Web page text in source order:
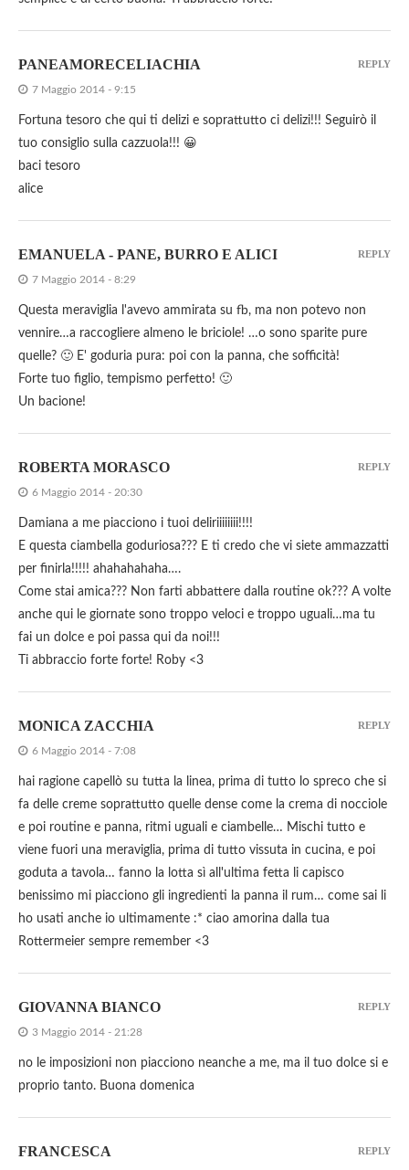
PANEAMORECELIACHIA
7 Maggio 2014 - 9:15
Fortuna tesoro che qui ti delizi e soprattutto ci delizi!!! Seguirò il
tuo consiglio sulla cazzuola!!! 😀
baci tesoro
alice
REPLY
EMANUELA - PANE, BURRO E ALICI
7 Maggio 2014 - 8:29
Questa meraviglia l'avevo ammirata su fb, ma non potevo non
vennire…a raccogliere almeno le briciole! …o sono sparite pure
quelle? 🙂 E' goduria pura: poi con la panna, che sofficità!
Forte tuo figlio, tempismo perfetto! 🙂
Un bacione!
REPLY
ROBERTA MORASCO
6 Maggio 2014 - 20:30
Damiana a me piacciono i tuoi deliriiiiiiii!!!!
E questa ciambella goduriosa??? E ti credo che vi siete ammazzatti
per finirla!!!!! ahahahahaha….
Come stai amica??? Non farti abbattere dalla routine ok??? A volte
anche qui le giornate sono troppo veloci e troppo uguali…ma tu
fai un dolce e poi passa qui da noi!!!
Ti abbraccio forte forte! Roby <3
REPLY
MONICA ZACCHIA
6 Maggio 2014 - 7:08
hai ragione capellò su tutta la linea, prima di tutto lo spreco che si
fa delle creme soprattutto quelle dense come la crema di nocciole
e poi routine e panna, ritmi uguali e ciambelle… Mischi tutto e
viene fuori una meraviglia, prima di tutto vissuta in cucina, e poi
goduta a tavola… fanno la lotta sì all'ultima fetta li capisco
benissimo mi piacciono gli ingredienti la panna il rum… come sai li
ho usati anche io ultimamente :* ciao amorina dalla tua
Rottermeier sempre remember <3
REPLY
GIOVANNA BIANCO
3 Maggio 2014 - 21:28
no le imposizioni non piacciono neanche a me, ma il tuo dolce si e
proprio tanto. Buona domenica
REPLY
FRANCESCA REPLY